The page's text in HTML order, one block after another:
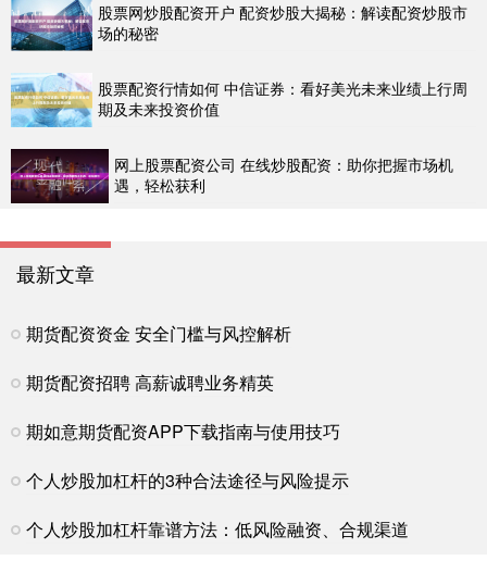
股票网炒股配资开户 配资炒股大揭秘：解读配资炒股市
场的秘密
股票配资行情如何 中信证券：看好美光未来业绩上行周
期及未来投资价值
网上股票配资公司 在线炒股配资：助你把握市场机
遇，轻松获利
最新文章
期货配资资金 安全门槛与风控解析
期货配资招聘 高薪诚聘业务精英
期如意期货配资APP下载指南与使用技巧
个人炒股加杠杆的3种合法途径与风险提示
个人炒股加杠杆靠谱方法：低风险融资、合规渠道